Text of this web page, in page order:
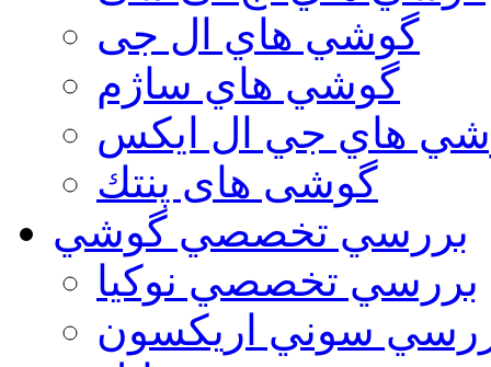
گوشي هاي ال جی
گوشي هاي ساژم
هاي جي ال ايكس
گوشی های پنتك
بررسي تخصصي گوشي
بررسي تخصصي نوكيا
سوني اريكسون